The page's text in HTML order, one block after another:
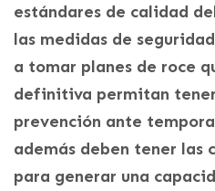
estándares de calidad
las medidas de
a tomar planes de roce
definitiva permitan
prevención ante
además deben tener las
para generar una